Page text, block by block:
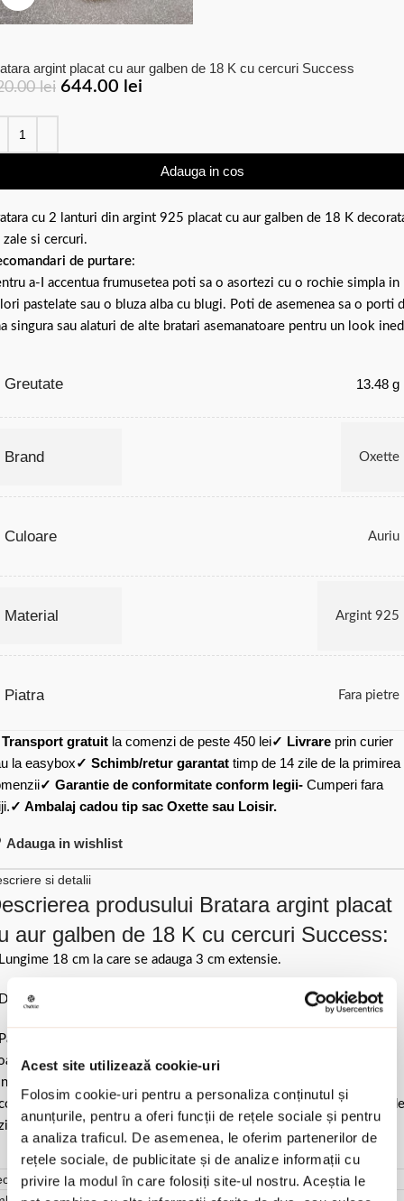
Acest site utilizează cookie-uri
Folosim cookie-uri pentru a personaliza conținutul și
anunțurile, pentru a oferi funcții de rețele sociale și pentru
a analiza traficul. De asemenea, le oferim partenerilor de
rețele sociale, de publicitate și de analize informații cu
privire la modul în care folosiți site-ul nostru. Aceștia le
argint placat cu aur galben de 18 K cu cercuri Success
lei 644.00 lei
Adauga in cos
cu 2 lanturi din argint 925 placat cu aur galben de 18 K
zale si cercuri.
de purtare:
a-I accentua frumusetea poti sa o asortezi cu o rochie simpla in
pastelate sau o bluza alba cu blugi. Poti de asemenea sa o porti
singura sau alaturi de alte bratari asemanatoare pentru un look
Greutate 13.48 g
Brand Oxette
Culoare Auriu
Material Argint 925
Piatra Fara pietre
Transport gratuit la comenzi de peste 450 lei✓ Livrare prin curier
la easybox✓ Schimb/retur garantat timp de 14 zile de la primirea
✓ Garantie de conformitate conform legii- Cumperi fara
✓ Ambalaj cadou tip sac Oxette sau Loisir.
Adauga in wishlist
si detalii
produsului Bratara argint placat
aur galben de 18 K cu cercuri Success:
18 cm la care se adauga 3 cm extensie.
cercuri 1.3 cm.
bijuteria in ambalajul original sau intr-un saculet de catifea
pentru a evita frecarea sau lovirea de alte materiale. Evitati
cu apa si produsele cosmetice. Dupa fiecare purtare este
sa o lustruiti cu o laveta curata pentru a evita depunerea de
(0)